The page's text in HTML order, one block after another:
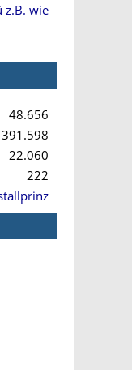
z.B. wie
48.656
391.598
22.060
222